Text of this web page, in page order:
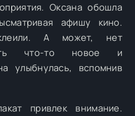
Оксана обошла
афишу кино.
А может, нет
что-то новое и
улыбнулась, вспомнив
привлек внимание.